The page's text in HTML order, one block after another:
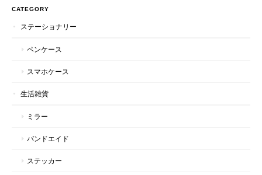
CATEGORY
ステーショナリー
ペンケース
スマホケース
生活雑貨
ミラー
バンドエイド
ステッカー